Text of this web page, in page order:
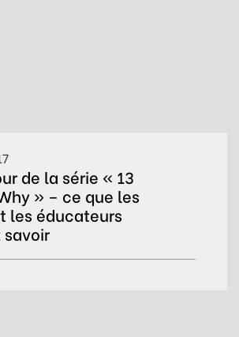
de la série « 13
» – ce que les
les éducateurs